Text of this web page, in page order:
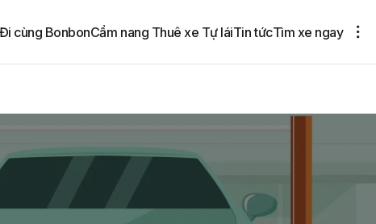
Đi cùng BonbonCẩm nang Thuê xe Tự láiTin tứcTìm xe ngay